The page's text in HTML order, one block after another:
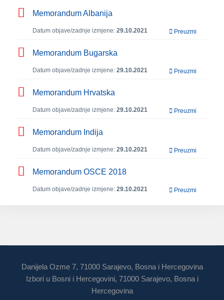
Memorandum Albanija
Datum objave/zadnje izmjene: 29.10.2021 Preuzmi
Memorandum Bugarska
Datum objave/zadnje izmjene: 29.10.2021 Preuzmi
Memorandum Hrvatska
Datum objave/zadnje izmjene: 29.10.2021 Preuzmi
Memorandum Indija
Datum objave/zadnje izmjene: 29.10.2021 Preuzmi
Memorandum OSCE 2018
Datum objave/zadnje izmjene: 29.10.2021 Preuzmi
Danijela Ozme 7, 71000 Sarajevo, Bosna i Hercegovina
Izbori u Bosni i Hercegovini, 71000 Sarajevo, Bosna i
Hercegovina